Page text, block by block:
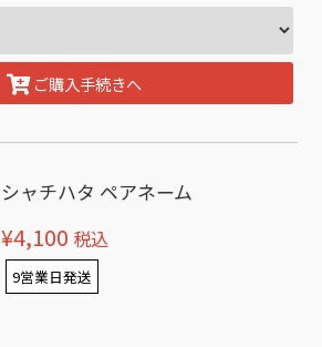
ご購入手続きへ
シャチハタ ペアネーム
¥4,100 税込
9営業日発送